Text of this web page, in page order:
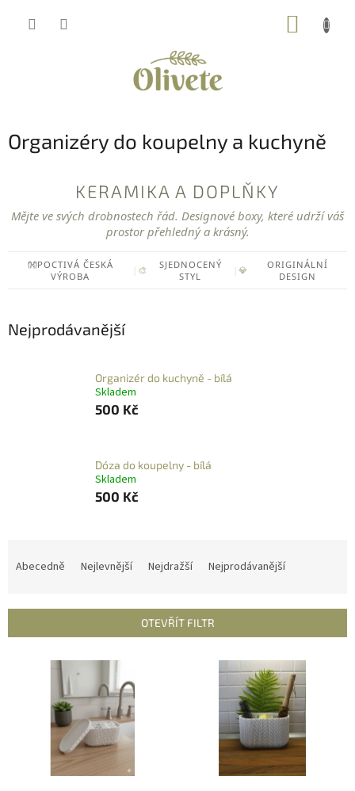
Organizéry do koupelny a kuchyně
KERAMIKA A DOPLŇKY
Mějte ve svých drobnostech řád. Designové boxy, které udrží váš
prostor přehledný a krásný.
👐POCTIVÁ ČESKÁ
VÝROBA
🎨
SJEDNOCENÝ
STYL
|💎
ORIGINÁLNÍ
DESIGN
Nejprodávanější
Organizér do kuchyně - bílá
Skladem
500 Kč
Dóza do koupelny - bílá
Skladem
500 Kč
í
Abecedně Nejlevnější Nejdražší Nejprodávanější
OTEVŘÍT FILTR